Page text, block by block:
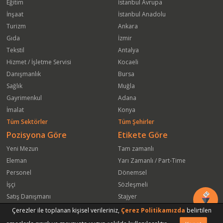
Eğitim
İnşaat
Turizm
Gıda
Tekstil
Hizmet / İşletme Servisi
Danışmanlık
Sağlık
Gayrimenkul
İmalat
Tüm Sektörler
İstanbul Avrupa
İstanbul Anadolu
Ankara
İzmir
Antalya
Kocaeli
Bursa
Muğla
Adana
Konya
Tüm Şehirler
Pozisyona Göre
Yeni Mezun
Eleman
Personel
İşçi
Satış Danışmanı
Öğrenci
Satış Elemanı
Etikete Göre
Tam zamanlı
Yarı Zamanlı / Part-Time
Dönemsel
Sözleşmeli
Stajyer
Freelance
Yeni Mezun
Çerezler ile toplanan kişisel verileriniz, Çerez Politikamızda belirtilen